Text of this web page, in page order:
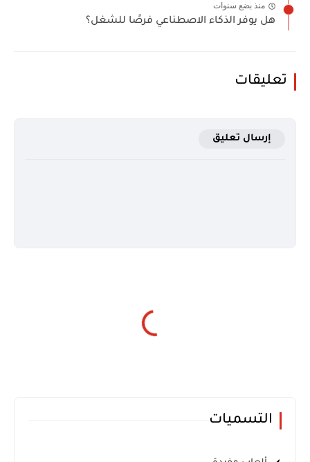
منذ بضع سنوات
هل يوفر الذكاء الاصطناعي فرصًا للشغل؟
تعليقات
إرسال تعليق
التسميات